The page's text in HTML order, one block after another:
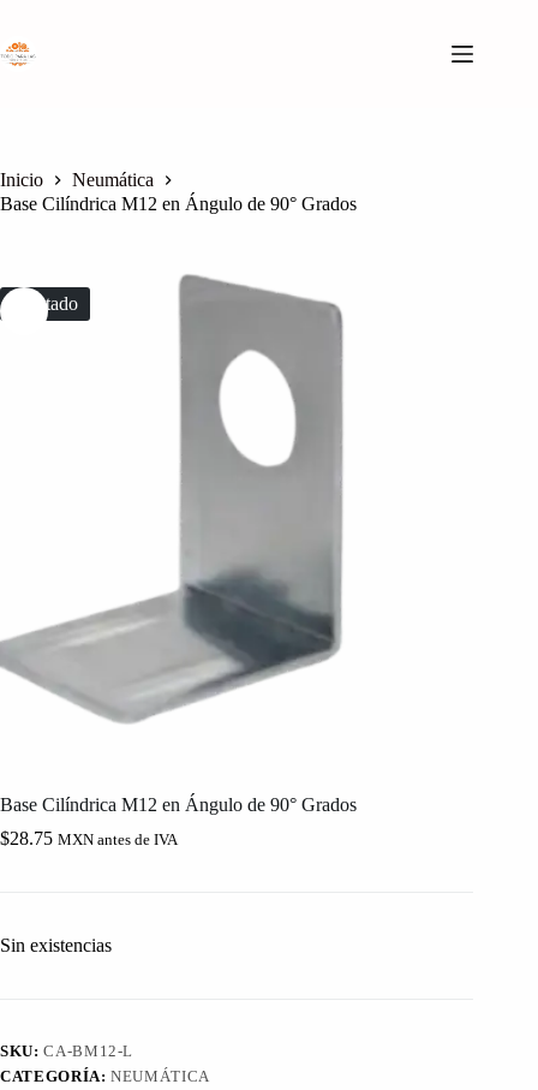
contenido
Inicio
Neumática
Base Cilíndrica M12 en Ángulo de 90° Grados
Agotado
Base Cilíndrica M12 en Ángulo de 90° Grados
$28.75 MXN antes de IVA
Sin existencias
SKU:CA-BM12-L
CATEGORÍA:NEUMÁTICA